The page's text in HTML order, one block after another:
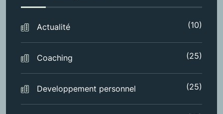
Actualité (10)
Coaching (25)
Developpement personnel (25)